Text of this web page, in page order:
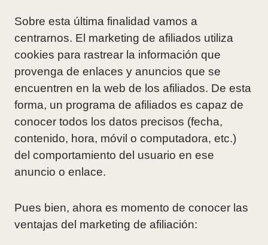
Sobre esta última finalidad vamos a
centrarnos. El marketing de afiliados utiliza
cookies para rastrear la información que
provenga de enlaces y anuncios que se
encuentren en la web de los afiliados. De esta
forma, un programa de afiliados es capaz de
conocer todos los datos precisos (fecha,
contenido, hora, móvil o computadora, etc.)
del comportamiento del usuario en ese
anuncio o enlace.
Pues bien, ahora es momento de conocer las
ventajas del marketing de afiliación: